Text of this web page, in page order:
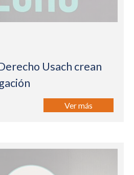
Usach crean
Ver más